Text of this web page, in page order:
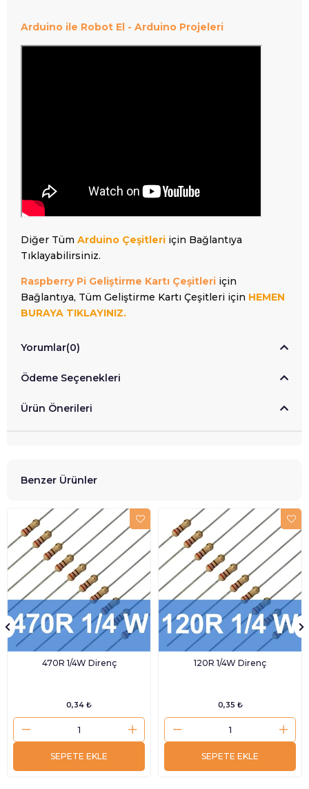
Arduino ile Robot El - Arduino Projeleri
Diğer Tüm Arduino Çeşitleri için Bağlantıya
Tıklayabilirsiniz.
Raspberry Pi Geliştirme Kartı Çeşitleri için
Bağlantıya, Tüm Geliştirme Kartı Çeşitleri için HEMEN
BURAYA TIKLAYINIZ.
Yorumlar(0)
Ödeme Seçenekleri
Ürün Önerileri
Benzer Ürünler
470R 1/4W Direnç
0,34 ₺
SEPETE EKLE
120R 1/4W Direnç
0,35 ₺
SEPETE EKLE